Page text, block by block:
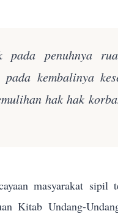
penuhnya
kembalinya
hak hak
masyarakat sipil
Kitab Undang-